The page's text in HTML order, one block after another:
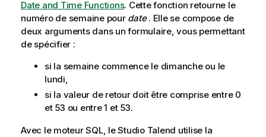
Date and Time Functions. Cette fonction retourne le
numéro de semaine pour date. Elle se compose de
deux arguments dans un formulaire, vous permettant
de spécifier :
si la semaine commence le dimanche ou le
lundi,
si la valeur de retour doit être comprise entre 0
et 53 ou entre 1 et 53.
Avec le moteur SQL, leStudio Talend utilise la